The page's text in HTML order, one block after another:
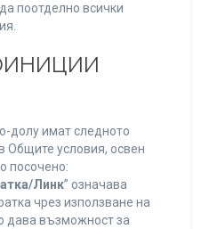
поотделно всички
долу имат следното
Общите условия, освен
посочено:
Линк” означава
чрез използване на
дава възможност за